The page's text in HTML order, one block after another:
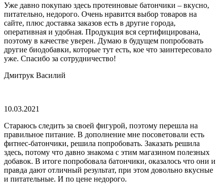
Уже давно покупаю здесь протеиновые батончики – вкусно,
питательно, недорого. Очень нравится выбор товаров на
сайте, плюс доставка заказов есть в другие города,
оперативная и удобная. Продукция вся сертифицирована,
поэтому в качестве уверен. Думаю в будущем попробовать
другие биодобавки, которые тут есть, кое что заинтересовало
уже. Спасибо за сотрудничество!
Дмитрук Василий
10.03.2021
Стараюсь следить за своей фигурой, поэтому перешла на
правильное питание. В дополнение мне посоветовали есть
фитнес-батончики, решила попробовать. Заказать решила
здесь, потому что давно знакома с этим магазином полезных
добавок. В итоге попробовала батончики, оказалось что они и
правда дают отличный результат, при этом довольно вкусные
и питательные. И по цене недорого.